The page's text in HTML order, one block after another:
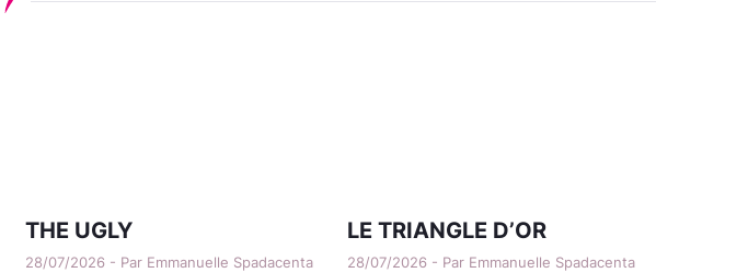
THE UGLY
28/07/2026 - Par Emmanuelle Spadacenta
LE TRIANGLE D’OR
28/07/2026 - Par Emmanuelle Spadacenta